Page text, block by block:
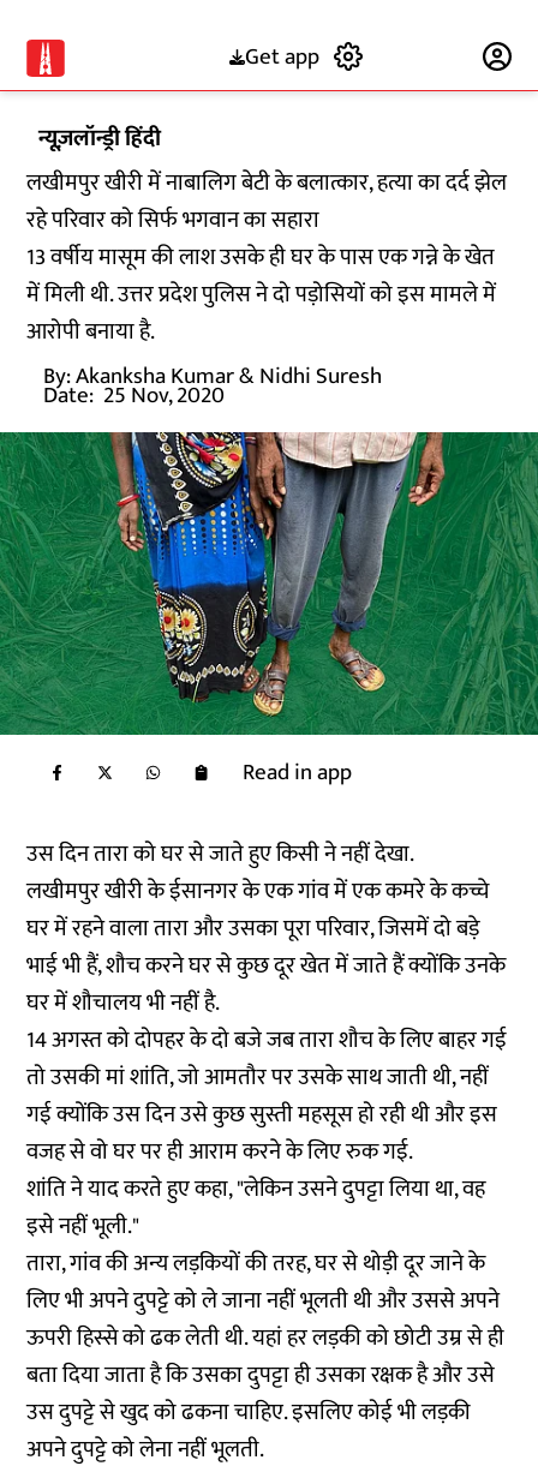
Get app
न्यूज़लॉन्ड्री हिंदी
लखीमपुर खीरी में नाबालिग बेटी के बलात्कार, हत्या का दर्द झेल
रहे परिवार को सिर्फ भगवान का सहारा
13 वर्षीय मासूम की लाश उसके ही घर के पास एक गन्ने के खेत
में मिली थी. उत्तर प्रदेश पुलिस ने दो पड़ोसियों को इस मामले में
आरोपी बनाया है.
By:Akanksha Kumar & Nidhi Suresh
Date: 25 Nov, 2020
Read in app
उस दिन तारा को घर से जाते हुए किसी ने नहीं देखा.
लखीमपुर खीरी के ईसानगर के एक गांव में एक कमरे के कच्चे
घर में रहने वाला तारा और उसका पूरा परिवार, जिसमें दो बड़े
भाई भी हैं, शौच करने घर से कुछ दूर खेत में जाते हैं क्योंकि उनके
घर में शौचालय भी नहीं है.
14 अगस्त को दोपहर के दो बजे जब तारा शौच के लिए बाहर गई
तो उसकी मां शांति, जो आमतौर पर उसके साथ जाती थी, नहीं
गई क्योंकि उस दिन उसे कुछ सुस्ती महसूस हो रही थी और इस
वजह से वो घर पर ही आराम करने के लिए रुक गई.
शांति ने याद करते हुए कहा, "लेकिन उसने दुपट्टा लिया था, वह
इसे नहीं भूली."
तारा, गांव की अन्य लड़कियों की तरह, घर से थोड़ी दूर जाने के
लिए भी अपने दुपट्टे को ले जाना नहीं भूलती थी और उससे अपने
ऊपरी हिस्से को ढक लेती थी. यहां हर लड़की को छोटी उम्र से ही
बता दिया जाता है कि उसका दुपट्टा ही उसका रक्षक है और उसे
उस दुपट्टे से खुद को ढकना चाहिए. इसलिए कोई भी लड़की
अपने दुपट्टे को लेना नहीं भूलती.